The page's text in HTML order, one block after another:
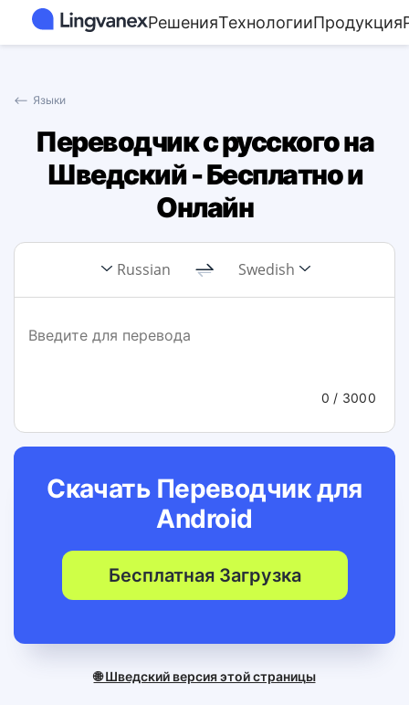
РешенияТехнологииПродукция
⟵ Языки
Переводчик с русского на
Шведский - Бесплатно и
Онлайн
Russian Swedish
0 / 3000
Скачать Переводчик для
Android
Бесплатная Загрузка